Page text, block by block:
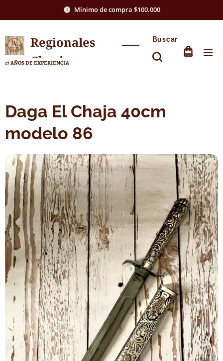
Mínimo de compra $100.000
Regionales
Chasico
17 AÑOS DE EXPERIENCIA
Buscar
Daga El Chaja 40cm
modelo 86